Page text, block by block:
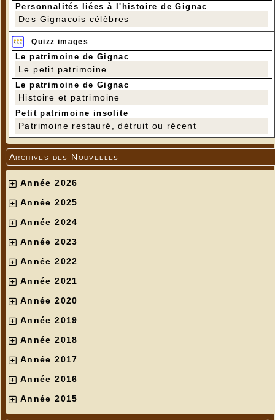
Personnalités liées à l'histoire de Gignac
Des Gignacois célèbres
Quizz images
Le patrimoine de Gignac
Le petit patrimoine
Le patrimoine de Gignac
Histoire et patrimoine
Petit patrimoine insolite
Patrimoine restauré, détruit ou récent
Archives des Nouvelles
Année 2026
Année 2025
Année 2024
Année 2023
Année 2022
Année 2021
Année 2020
Année 2019
Année 2018
Année 2017
Année 2016
Année 2015